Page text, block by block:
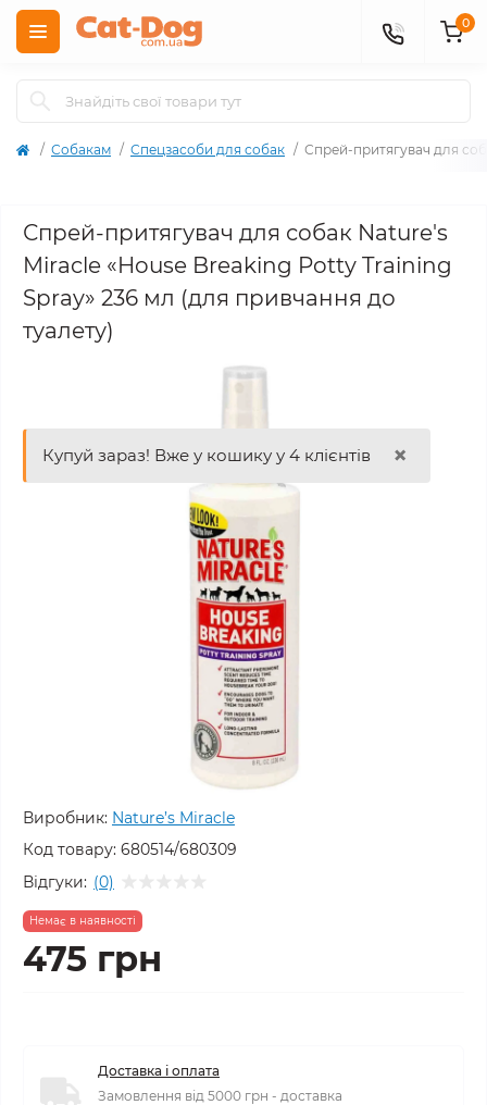
0
Собакам Спецзасоби для собак Спрей-притягувач для
Спрей-притягувач для собак Nature's
Miracle «House Breaking Potty Training
Spray» 236 мл (для привчання до
туалету)
Купуй зараз! Вже у кошику у 4 клієнтів ×
Виробник: Nature’s Miracle
Код товару: 680514/680309
Відгуки: (0)
Немає в наявності
475 грн
Доставка і оплата
Замовлення від 5000 грн - доставка